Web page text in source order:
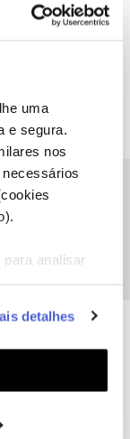
uma
e segura.
nos
analisar
e
interesses
gerir a
detalhes